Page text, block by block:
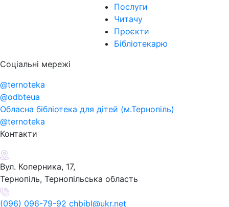
Послуги
Читачу
Проєкти
Бібліотекарю
Соціальні мережі
@ternoteka
@odbteua
Обласна бібліотека для дітей (м.Тернопіль)
@ternoteka
Контакти
Вул. Коперника, 17,
Тернопіль, Тернопільська область
(096) 096-79-92 chbibl@ukr.net